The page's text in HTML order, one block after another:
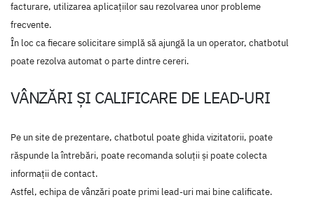
facturare, utilizarea aplicațiilor sau rezolvarea unor probleme
frecvente.
În loc ca fiecare solicitare simplă să ajungă la un operator, chatbotul
poate rezolva automat o parte dintre cereri.
VÂNZĂRI ȘI CALIFICARE DE LEAD-URI
Pe un site de prezentare, chatbotul poate ghida vizitatorii, poate
răspunde la întrebări, poate recomanda soluții și poate colecta
informații de contact.
Astfel, echipa de vânzări poate primi lead-uri mai bine calificate.